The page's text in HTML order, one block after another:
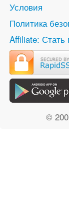
Условия
Политика
Affiliate: Стать
©